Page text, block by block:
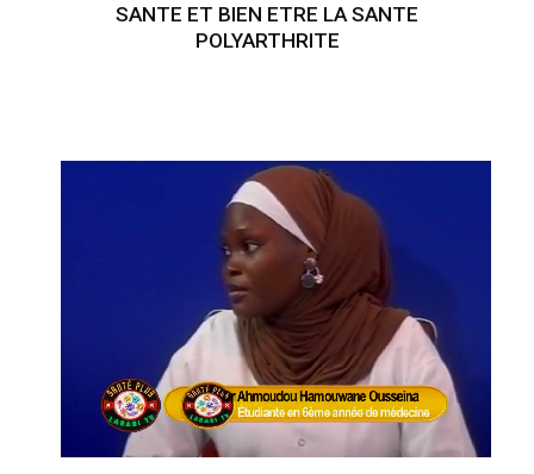
SANTE ET BIEN ETRE LA SANTE
POLYARTHRITE